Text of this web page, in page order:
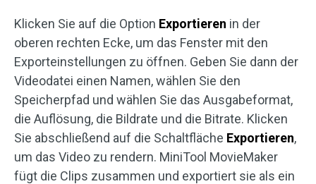
Klicken Sie auf die Option Exportieren in der
oberen rechten Ecke, um das Fenster mit den
Exporteinstellungen zu öffnen. Geben Sie dann der
Videodatei einen Namen, wählen Sie den
Speicherpfad und wählen Sie das Ausgabeformat,
die Auflösung, die Bildrate und die Bitrate. Klicken
Sie abschließend auf die Schaltfläche Exportieren,
um das Video zu rendern. MiniTool MovieMaker
fügt die Clips zusammen und exportiert sie als ein